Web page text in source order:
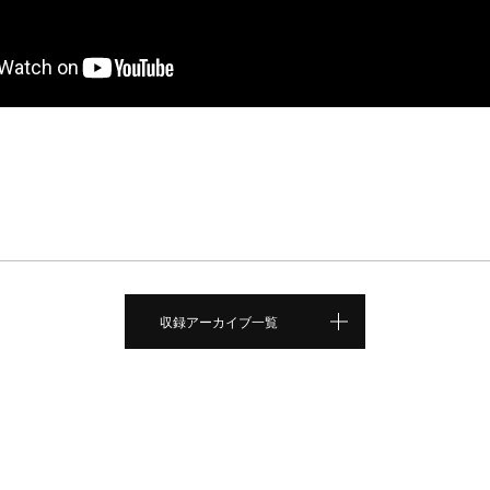
収録アーカイブ一覧